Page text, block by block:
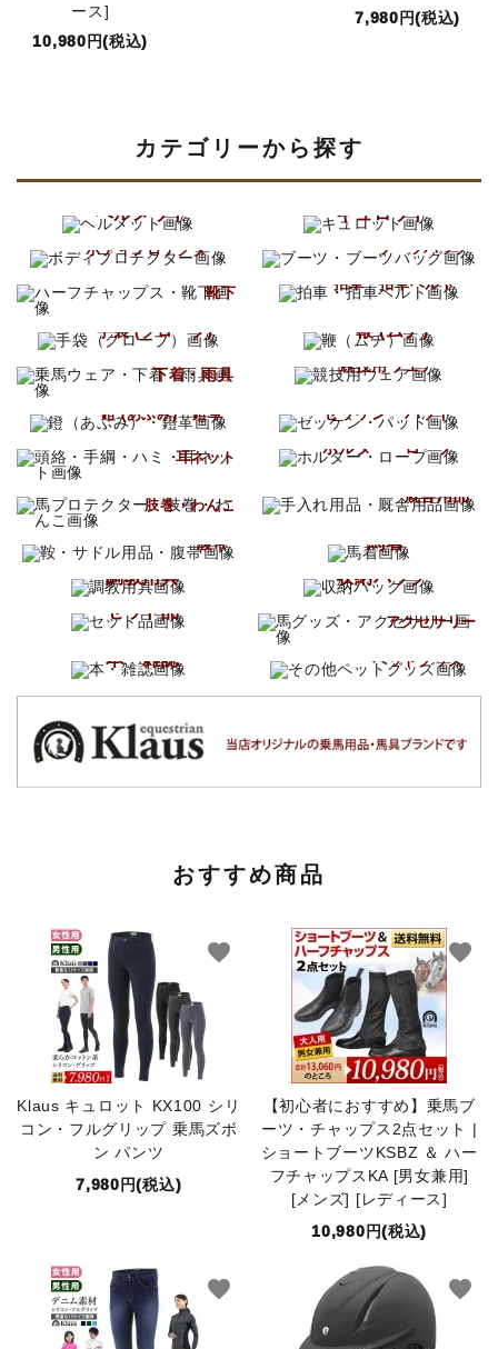
ース]
10,980円(税込)
7,980円(税込)
カテゴリーから探す
ヘルメット キュロット
ボディプロテクター
ブーツ
ブーツバッグ
靴下
拍車・拍車ベルト
手袋 (グローブ) 鞭 (ムチ)
下着・雨具
競技用ウェア
鐙 (あぶみ)・鐙革 ゼッケン・パッド
耳ネット
ホルター・ロープ
肢巻・わんこ
厩舎用品
腹帯
馬着
調教用具
収納バッグ
セット品
アクセサリー
本・雑誌
ペットグッズ
おすすめ商品
Klaus キュロット KX100 シリ
コン・フルグリップ 乗馬ズボ
ン パンツ
7,980円(税込)
favorite
【初心者におすすめ】乗馬ブ
ーツ・チャップス2点セット |
ショートブーツKSBZ ＆ ハー
フチャップスKA [男女兼用]
[メンズ] [レディース]
10,980円(税込)
favorite
favorite favorite